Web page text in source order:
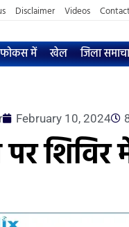
Disclaimer Videos
में खेल जिला
February 10, 2024